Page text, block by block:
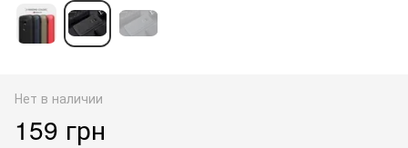
Нет в наличии
159 грн